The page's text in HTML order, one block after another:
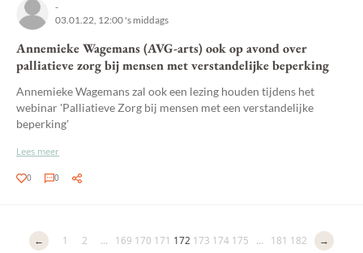
-
03.01.22, 12:00 's middags
Annemieke Wagemans (AVG-arts) ook op avond over
palliatieve zorg bij mensen met verstandelijke beperking
Annemieke Wagemans zal ook een lezing houden tijdens het
webinar 'Palliatieve Zorg bij mensen met een verstandelijke
beperking'
Lees meer
0 0
← 1 2 ... 169 170 171 172 173 174 175 ... 181 182 →